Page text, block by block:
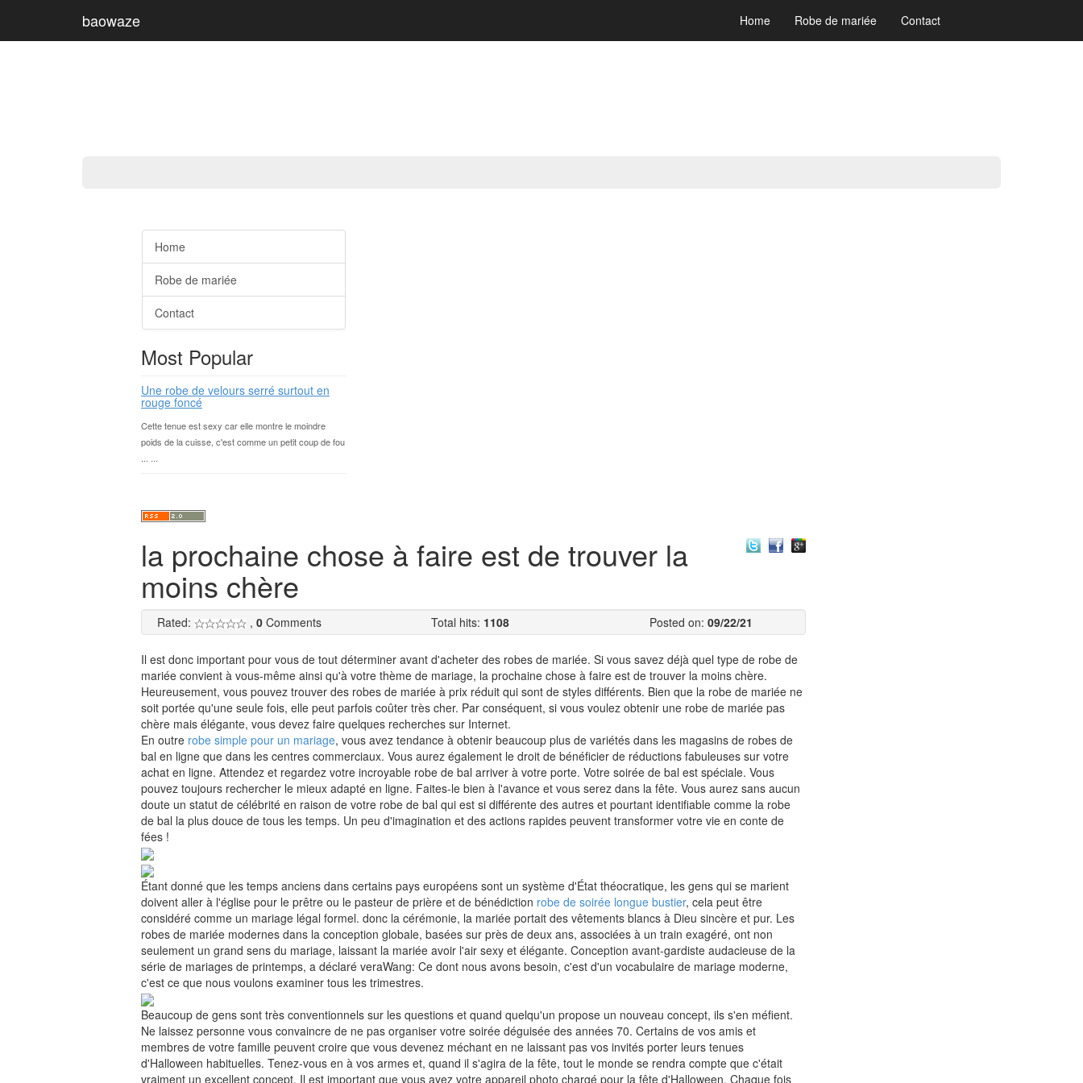
baowaze Home Robe de mariée Contact
Home
Robe de mariée
Contact
Most Popular
Une robe de velours serré surtout en
rouge foncé
Cette tenue est sexy car elle montre le moindre
poids de la cuisse, c'est comme un petit coup de fou
la prochaine chose à faire est de trouver la
moins chère
Rated: , 0 Comments Total hits: 1108 Posted on:09/22/21
Il est donc important pour vous de tout déterminer avant d'acheter des robes de mariée. Si vous savez déjà quel type de robe de
mariée convient à vous-même ainsi qu'à votre thème de mariage, la prochaine chose à faire est de trouver la moins chère.
Heureusement, vous pouvez trouver des robes de mariée à prix réduit qui sont de styles différents. Bien que la robe de mariée ne
soit portée qu'une seule fois, elle peut parfois coûter très cher. Par conséquent, si vous voulez obtenir une robe de mariée pas
chère mais élégante, vous devez faire quelques recherches sur Internet.
En outre robe simple pour un mariage, vous avez tendance à obtenir beaucoup plus de variétés dans les magasins de robes de
bal en ligne que dans les centres commerciaux. Vous aurez également le droit de bénéficier de réductions fabuleuses sur votre
achat en ligne. Attendez et regardez votre incroyable robe de bal arriver à votre porte. Votre soirée de bal est spéciale. Vous
pouvez toujours rechercher le mieux adapté en ligne. Faites-le bien à l'avance et vous serez dans la fête. Vous aurez sans aucun
doute un statut de célébrité en raison de votre robe de bal qui est si différente des autres et pourtant identifiable comme la robe
de bal la plus douce de tous les temps. Un peu d'imagination et des actions rapides peuvent transformer votre vie en conte de
fées !
Étant donné que les temps anciens dans certains pays européens sont un système d'État théocratique, les gens qui se marient
doivent aller à l'église pour le prêtre ou le pasteur de prière et de bénédiction robe de soirée longue bustier, cela peut être
considéré comme un mariage légal formel. donc la cérémonie, la mariée portait des vêtements blancs à Dieu sincère et pur. Les
robes de mariée modernes dans la conception globale, basées sur près de deux ans, associées à un train exagéré, ont non
seulement un grand sens du mariage, laissant la mariée avoir l'air sexy et élégante. Conception avant-gardiste audacieuse de la
série de mariages de printemps, a déclaré veraWang: Ce dont nous avons besoin, c'est d'un vocabulaire de mariage moderne,
c'est ce que nous voulons examiner tous les trimestres.
Beaucoup de gens sont très conventionnels sur les questions et quand quelqu'un propose un nouveau concept, ils s'en méfient.
Ne laissez personne vous convaincre de ne pas organiser votre soirée déguisée des années 70. Certains de vos amis et
membres de votre famille peuvent croire que vous devenez méchant en ne laissant pas vos invités porter leurs tenues
d'Halloween habituelles. Tenez-vous en à vos armes et, quand il s'agira de la fête, tout le monde se rendra compte que c'était
vraiment un excellent concept. Il est important que vous ayez votre appareil photo chargé pour la fête d'Halloween. Chaque fois